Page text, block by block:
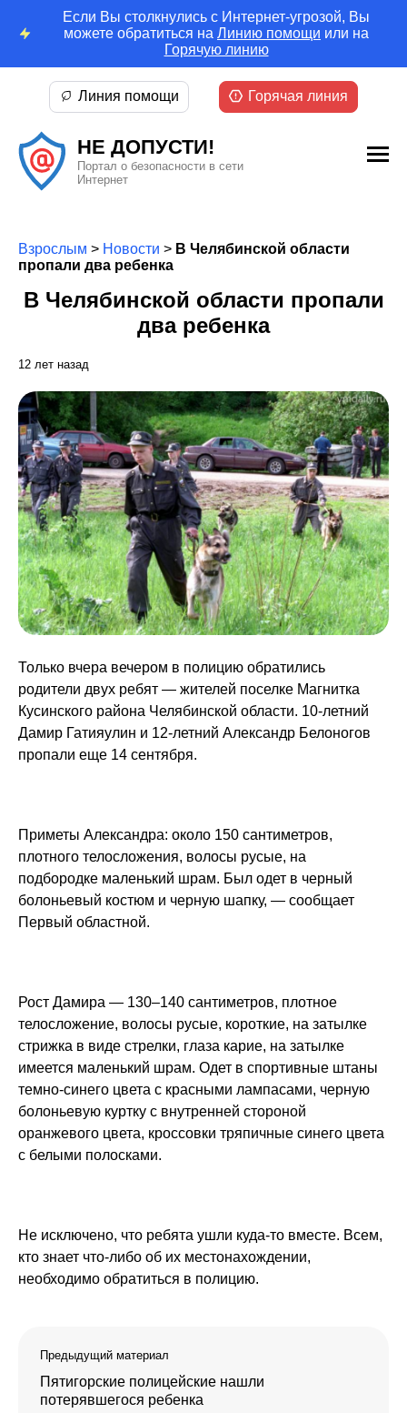
Если Вы столкнулись с Интернет-угрозой, Вы
можете обратиться на Линию помощи или на
Горячую линию
НЕ ДОПУСТИ!
Портал о безопасности в сети
Интернет
Линия помощи Горячая линия
Взрослым > Новости > В Челябинской области
пропали два ребенка
В Челябинской области пропали
два ребенка
12 лет назад
Только вчера вечером в полицию обратились
родители двух ребят — жителей поселке Магнитка
Кусинского района Челябинской области. 10-летний
Дамир Гатияулин и 12-летний Александр Белоногов
пропали еще 14 сентября.
Приметы Александра: около 150 сантиметров,
плотного телосложения, волосы русые, на
подбородке маленький шрам. Был одет в черный
болоньевый костюм и черную шапку, — сообщает
Первый областной.
Рост Дамира — 130–140 сантиметров, плотное
телосложение, волосы русые, короткие, на затылке
стрижка в виде стрелки, глаза карие, на затылке
имеется маленький шрам. Одет в спортивные штаны
темно-синего цвета с красными лампасами, черную
болоньевую куртку с внутренней стороной
оранжевого цвета, кроссовки тряпичные синего цвета
с белыми полосками.
Не исключено, что ребята ушли куда-то вместе. Всем,
кто знает что-либо об их местонахождении,
необходимо обратиться в полицию.
Предыдущий материал
Пятигорские полицейские нашли
потерявшегося ребенка